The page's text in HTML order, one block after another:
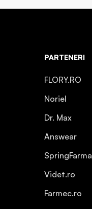
PARTENERI
FLORY.RO
Noriel
Dr. Max
Answear
SpringFarma
Videt.ro
Farmec.ro